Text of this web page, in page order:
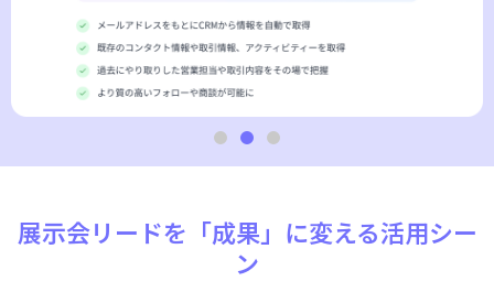
展示会リードを「成果」に変える活用シー
ン